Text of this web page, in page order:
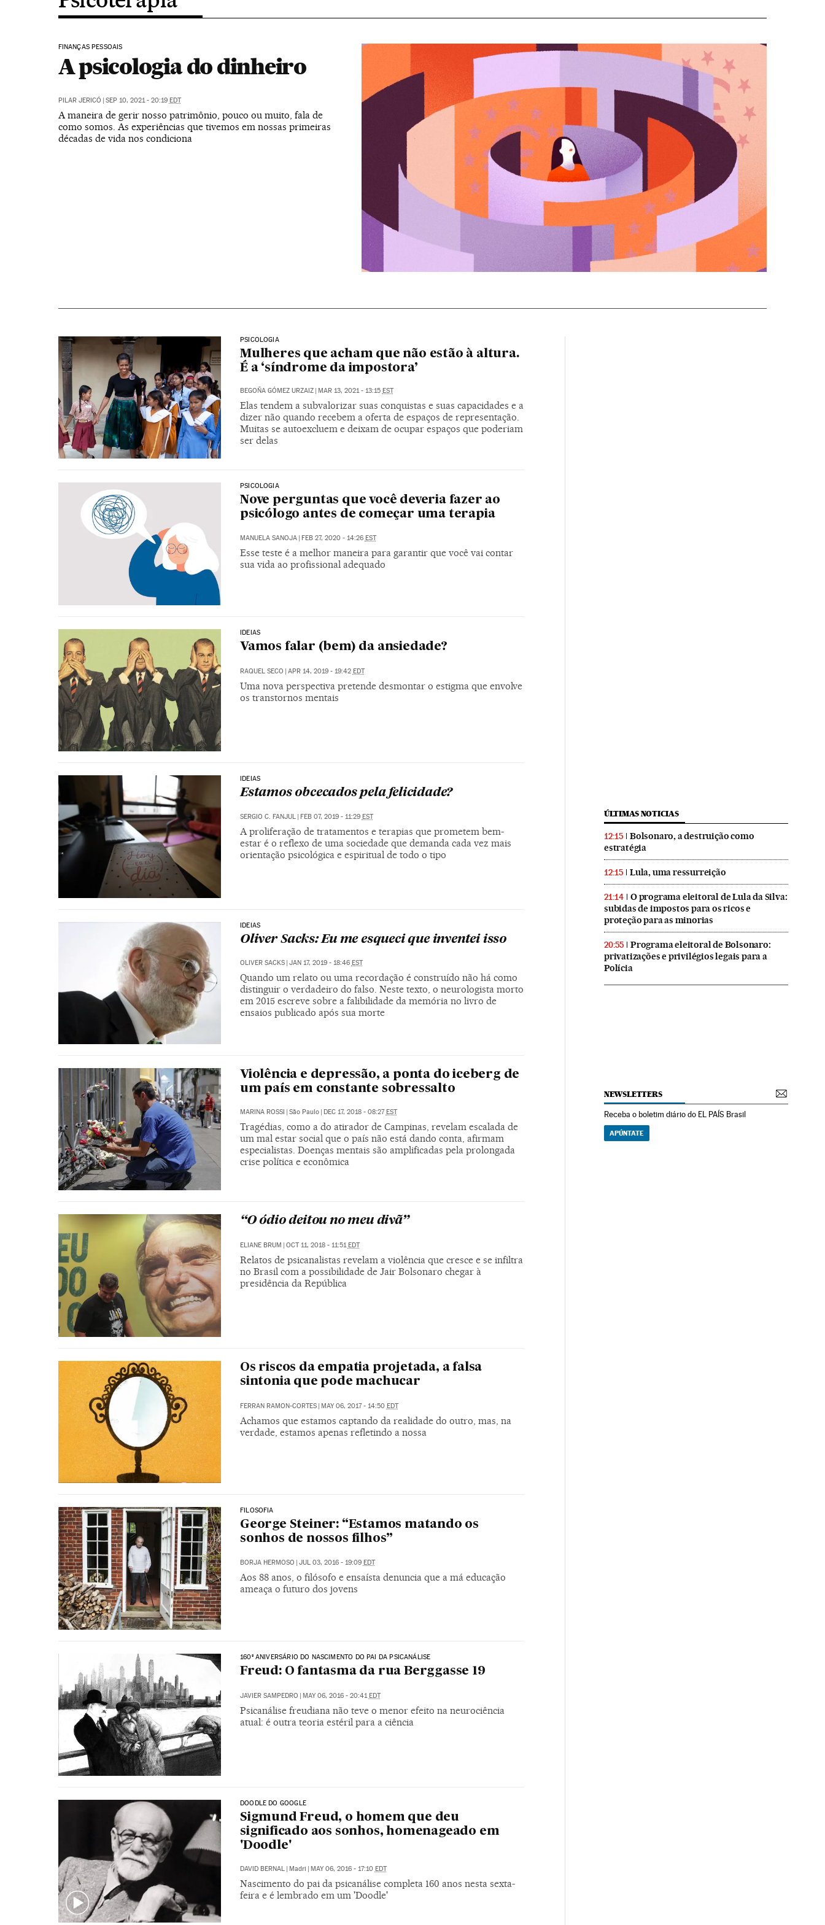
FINANÇAS PESSOAIS
A psicologia do dinheiro
PILAR JERICÓ | SEP 10, 2021 - 20:19 EDT
A maneira de gerir nosso patrimônio, pouco ou muito, fala de
como somos. As experiências que tivemos em nossas primeiras
décadas de vida nos condiciona
PSICOLOGIA
Mulheres que acham que não estão à altura.
É a ‘síndrome da impostora’
BEGOÑA GÓMEZ URZAIZ | MAR 13, 2021 - 13:15 EST
Elas tendem a subvalorizar suas conquistas e suas capacidades e a
dizer não quando recebem a oferta de espaços de representação.
Muitas se autoexcluem e deixam de ocupar espaços que poderiam
ser delas
PSICOLOGIA
Nove perguntas que você deveria fazer ao
psicólogo antes de começar uma terapia
MANUELA SANOJA FEB 27, 2020 - 14:26 EST
Esse teste é a melhor maneira para garantir que você vai contar
sua vida ao profissional adequado
IDEIAS
Vamos falar (bem) da ansiedade?
RAQUEL SECO | APR 14, 2019 - 19:42 EDT
Uma nova perspectiva pretende desmontar o estigma que envolve
os transtornos mentais
IDEIAS
Estamos obcecados pela felicidade?
SERGIO C. FANJUL FEB 07, 2019 - 11:29 EST
A proliferação de tratamentos e terapias que prometem bem-
estar é o reflexo de uma sociedade que demanda cada vez mais
orientação psicológica e espiritual de todo o tipo
IDEIAS
Oliver Sacks: Eu me esqueci que inventei isso
OLIVER SACKS | JAN 17, 2019 - 18:46 EST
Quando um relato ou uma recordação é construído não há como
distinguir o verdadeiro do falso. Neste texto, o neurologista morto
em 2015 escreve sobre a falibilidade da memória no livro de
ensaios publicado após sua morte
Violência e depressão, a ponta do iceberg de
um país em constante sobressalto
MARINA ROSSI | São Paulo | DEC 17, 2018 - 08:27EST
Tragédias, como a do atirador de Campinas, revelam escalada de
um mal estar social que o país não está dando conta, afirmam
especialistas. Doenças mentais são amplificadas pela prolongada
crise política e econômica
“O ódio deitou no meu divã”
ELIANE BRUM OCT 11, 2018 - 11:51 EDT
Relatos de psicanalistas revelam a violência que cresce e se infiltra
no Brasil com a possibilidade de Jair Bolsonaro chegar à
presidência da República
Os riscos da empatia projetada, a falsa
sintonia que pode machucar
FERRAN RAMON-CORTES | MAY 06, 2017 - 14:50 EDT
Achamos que estamos captando da realidade do outro, mas, na
verdade, estamos apenas refletindo a nossa
FILOSOFIA
George Steiner: “Estamos matando os
sonhos de nossos filhos”
BORJA HERMOSO JUL 03, 2016 - 19:09 EDT
Aos 88 anos, o filósofo e ensaísta denuncia que a má educação
ameaça o futuro dos jovens
160º ANIVERSÁRIO DO NASCIMENTO DO PAI DA PSICANÁLISE
Freud: O fantasma da rua Berggasse 19
JAVIER SAMPEDRO | MAY 06, 2016 - 20:41 EDT
Psicanálise freudiana não teve o menor efeito na neurociência
atual: é outra teoria estéril para a ciência
DOODLE DO GOOGLE
Sigmund Freud, o homem que deu
significado aos sonhos, homenageado em
'Doodle'
DAVID BERNAL | Madri | MAY 06, 2016 - 17:10 EDT
Nascimento do pai da psicanálise completa 160 anos nesta sexta-
feira e é lembrado em um 'Doodle'
ÚLTIMAS NOTICIAS
12:15
Bolsonaro, a destruição como
estratégia
12:15 Lula, uma ressurreição
21:14
O programa eleitoral de Lula da Silva:
subidas de impostos para os ricos e
proteção para as minorias
20:55
Programa eleitoral de Bolsonaro:
privatizações e privilégios legais para a
Polícia
NEWSLETTERS
Receba o boletim diário do EL PAÍS Brasil
APÚNTATE